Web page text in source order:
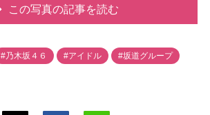
この写真の記事を読む
#乃木坂４６ #アイドル #坂道グループ